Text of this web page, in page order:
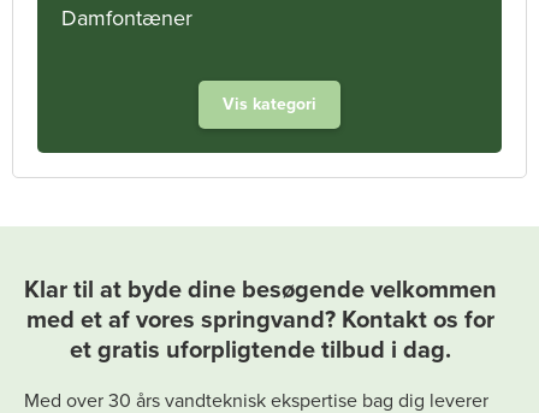
Damfontæner
Vis kategori
Klar til at byde dine besøgende velkommen
med et af vores springvand? Kontakt os for
et gratis uforpligtende tilbud i dag.
Med over 30 års vandteknisk ekspertise bag dig leverer